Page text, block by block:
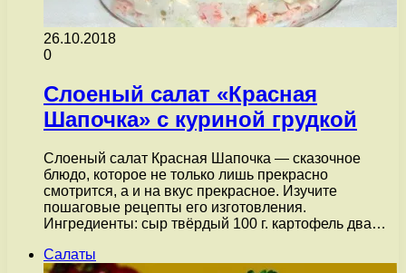
26.10.2018
0
Слоеный салат «Красная
Шапочка» с куриной грудкой
Слоеный салат Красная Шапочка — сказочное
блюдо, которое не только лишь прекрасно
смотрится, а и на вкус прекрасное. Изучите
пошаговые рецепты его изготовления.
Ингредиенты: сыр твёрдый 100 г. картофель два…
Салаты